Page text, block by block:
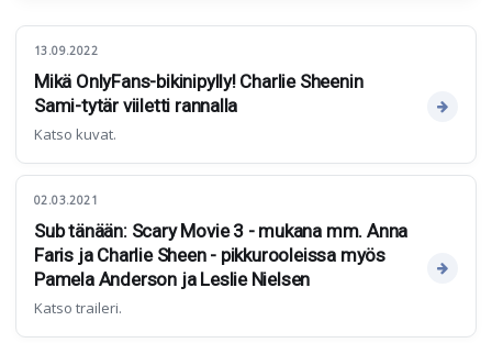
13.09.2022
Mikä OnlyFans-bikinipylly! Charlie Sheenin
Sami-tytär viiletti rannalla
Katso kuvat.
02.03.2021
Sub tänään: Scary Movie 3 - mukana mm. Anna
Faris ja Charlie Sheen - pikkurooleissa myös
Pamela Anderson ja Leslie Nielsen
Katso traileri.